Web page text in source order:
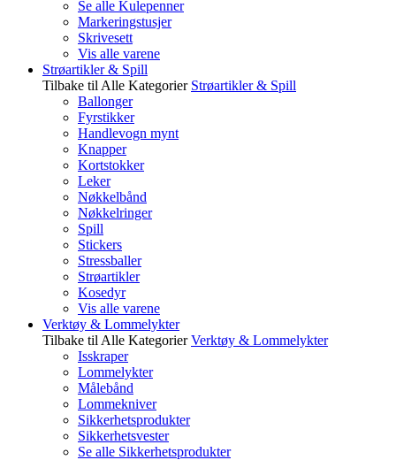
Se alle Kulepenner
Markeringstusjer
Skrivesett
Vis alle varene
Strøartikler & Spill
Tilbake til Alle Kategorier Strøartikler & Spill
Ballonger
Fyrstikker
Handlevogn mynt
Knapper
Kortstokker
Leker
Nøkkelbånd
Nøkkelringer
Spill
Stickers
Stressballer
Strøartikler
Kosedyr
Vis alle varene
Verktøy & Lommelykter
Tilbake til Alle Kategorier Verktøy & Lommelykter
Isskraper
Lommelykter
Målebånd
Lommekniver
Sikkerhetsprodukter
Sikkerhetsvester
Se alle Sikkerhetsprodukter